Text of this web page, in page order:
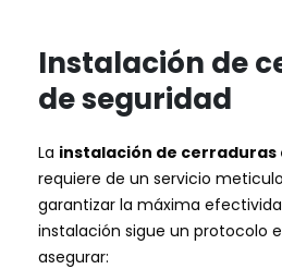
Instalación de
de seguridad
La instalación de cerraduras
requiere de un servicio
garantizar la máxima
instalación sigue un protocolo
asegurar: